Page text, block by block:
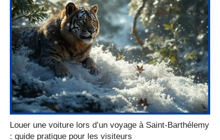
Louer une voiture lors d’un voyage à Saint-Barthélemy
: guide pratique pour les visiteurs